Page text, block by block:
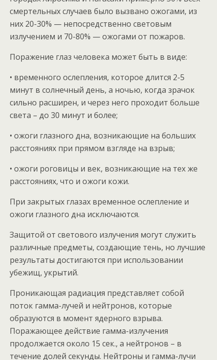
смертельных случаев было вызвано ожогами, из
них 20-30% — непосредственно световым
излучением и 70-80% — ожогами от пожаров.
Поражение глаз человека может быть в виде:
• временного ослепления, которое длится 2-5
минут в солнечный день, а ночью, когда зрачок
сильно расширен, и через него проходит больше
света – до 30 минут и более;
• ожоги глазного дна, возникающие на больших
расстояниях при прямом взгляде на взрыв;
• ожоги роговицы и век, возникающие на тех же
расстояниях, что и ожоги кожи.
При закрытых глазах временное ослепление и
ожоги глазного дна исключаются.
Защитой от светового излучения могут служить
различные предметы, создающие тень, но лучшие
результаты достигаются при использовании
убежищ, укрытий.
Проникающая радиация представляет собой
поток гамма-лучей и нейтронов, которые
образуются в момент ядерного взрыва.
Поражающее действие гамма-излучения
продолжается около 15 сек., а нейтронов – в
течение долей секунды. Нейтроны и гамма-лучи